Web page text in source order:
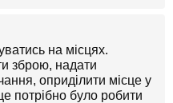
на місцях.
зброю, надати
оприділити місце у
потрібно було робити